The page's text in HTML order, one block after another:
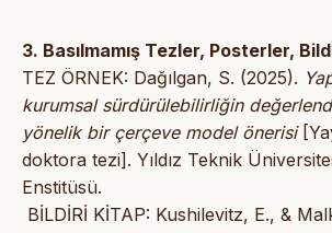
3. Basılmamış Tezler, Posterler,
TEZ ÖRNEK: Dağılgan, S. (2025).
kurumsal sürdürülebilirliğin
yönelik bir çerçeve model önerisi
doktora tezi]. Yıldız Teknik
Enstitüsü.
BİLDİRİ KİTAP: Kushilevitz, E., &